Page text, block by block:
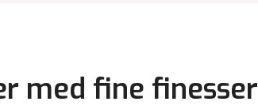
med fine finesser